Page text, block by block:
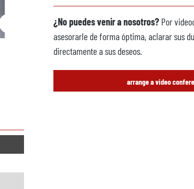
¿No puedes venir a nosotros? Por
asesorarle de forma óptima, aclarar sus
directamente a sus deseos.
arrange a video